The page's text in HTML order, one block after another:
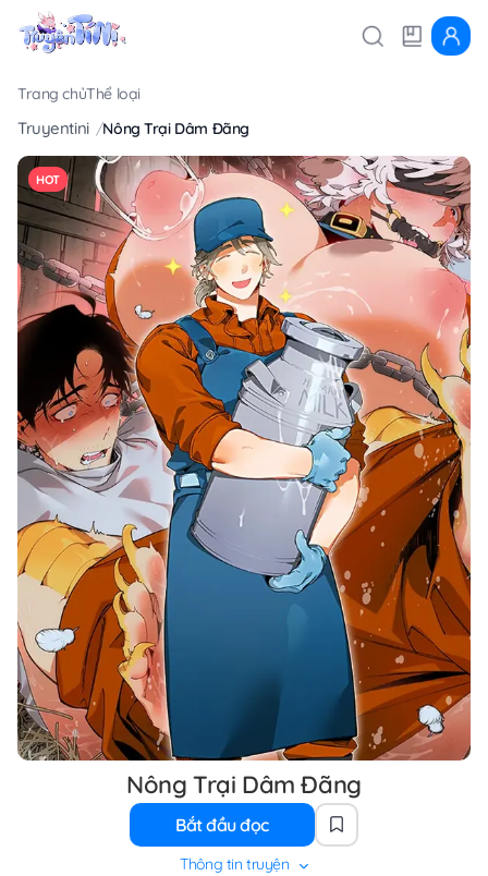
Trang chủThể loại
Truyentini Nông Trại Dâm Đãng
HOT
Nông Trại Dâm Đãng
Bắt đầu đọc
Thông tin truyện